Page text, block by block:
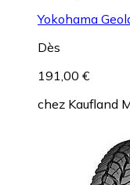
Yokohama
Dès
191,00 €
chez Kaufland